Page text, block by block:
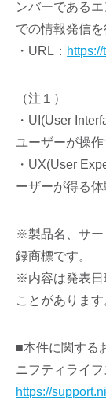
ンバーである
での情報発信
・URL：
（注１）
・UI(User
ユーザーが操
・UX(User
ーザーが得る体
※製品名、サー
録商標です。
※内容は発表⽇
ことがあります
■本件に関する
ニフティライ
https://